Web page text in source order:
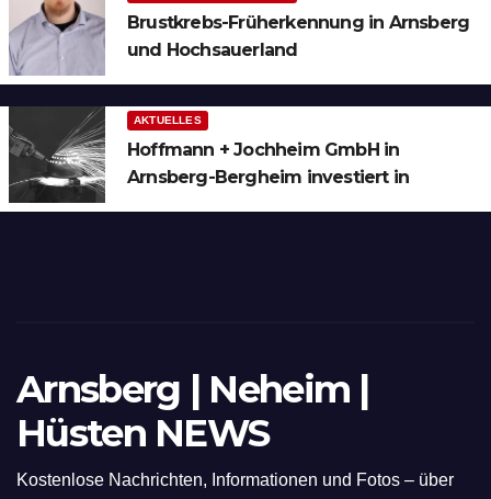
Brustkrebs-Früherkennung in Arnsberg
und Hochsauerland
AKTUELLES
Hoffmann + Jochheim GmbH in
Arnsberg-Bergheim investiert in
Arnsberg | Neheim |
Hüsten NEWS
Kostenlose Nachrichten, Informationen und Fotos – über